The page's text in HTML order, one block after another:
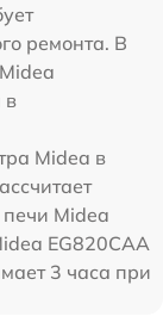
ремонта. В
в
Midea в
Midea
EG820CAA
3 часа при